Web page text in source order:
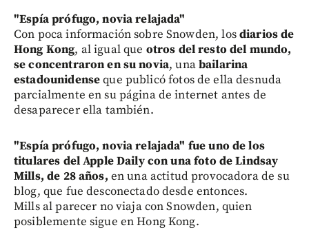
"Espía prófugo, novia relajada"
Con poca información sobre Snowden, losdiarios de
Hong Kong, al igual que otros del resto del mundo,
se concentraron en su novia, unabailarina
estadounidenseque publicó fotos de ella desnuda
parcialmente en su página de internet antes de
desaparecer ella también.
"Espía prófugo, novia relajada" fue uno de los
titulares del Apple Daily con una foto de Lindsay
Mills, de 28 años, en una actitud provocadora de su
blog, que fue desconectado desde entonces.
Mills al parecer no viaja con Snowden, quien
posiblemente sigue en Hong Kong.